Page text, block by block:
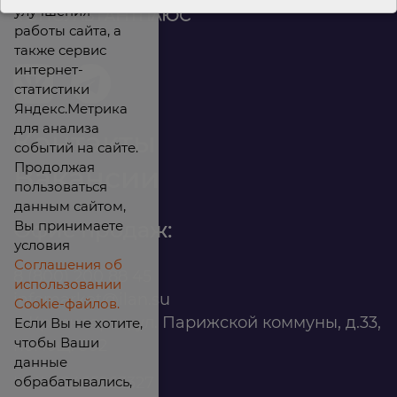
Контакты
Вакансии
Офис продаж:
infomarket@ilan.su
г. Красноярск, ул. Парижской коммуны, д.33,
помещ. 302
ИНН: 2465263327
улучшения
работы сайта, а
также сервис
интернет-
статистики
Яндекс.Метрика
для анализа
событий на сайте.
Продолжая
пользоваться
данным сайтом,
Вы принимаете
условия
Соглашения об
использовании
Cookie-файлов.
Если Вы не хотите,
чтобы Ваши
данные
обрабатывались,